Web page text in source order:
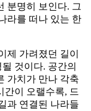
분명히 보인다. 그
라를 떠나 있는 한
제 가려졌던 길이
것이다. 공간의
가치가 만나 각축
간이 오랠수록, 드
과 연결된 나라들